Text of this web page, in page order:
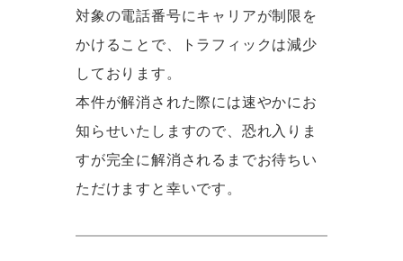
対象の電話番号にキャリアが制限を
かけることで、トラフィックは減少
しております。
本件が解消された際には速やかにお
知らせいたしますので、恐れ入りま
すが完全に解消されるまでお待ちい
ただけますと幸いです。